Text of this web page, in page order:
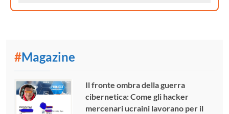
#Magazine
Il fronte ombra della guerra
cibernetica: Come gli hacker
mercenari ucraini lavorano per il